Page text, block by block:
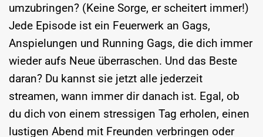
umzubringen? (Keine Sorge, er scheitert immer!)
Jede Episode ist ein Feuerwerk an Gags,
Anspielungen und Running Gags, die dich immer
wieder aufs Neue überraschen. Und das Beste
daran? Du kannst sie jetzt alle jederzeit
streamen, wann immer dir danach ist. Egal, ob
du dich von einem stressigen Tag erholen, einen
lustigen Abend mit Freunden verbringen oder